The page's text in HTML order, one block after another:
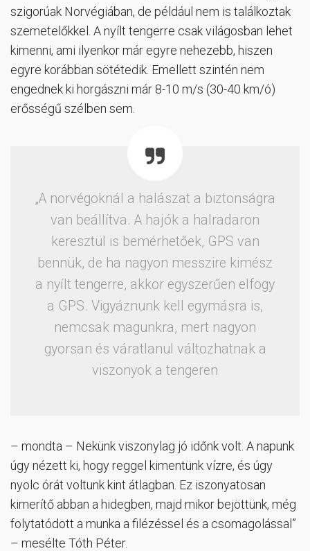
szigorúak Norvégiában, de például nem is találkoztak
szemetelőkkel. A nyílt tengerre csak világosban lehet
kimenni, ami ilyenkor már egyre nehezebb, hiszen
egyre korábban sötétedik. Emellett szintén nem
engednek ki horgászni már 8-10 m/s (30-40 km/ó)
erősségű szélben sem.
„A norvégoknál a halászat a biztonságra
van beállítva. A hajók a halradaron
keresztül is bemérhetőek, GPS van
bennük, de ha nagyon messzire kimész
a nyílt tengerre, akkor egyszerűen elfogy
a GPS. Vigyáznunk kell egymásra is,
nemcsak magunkra, mert nagyon
gyorsan és váratlanul változhatnak a
viszonyok a tengeren
– mondta – Nekünk viszonylag jó időnk volt. A napunk
úgy nézett ki, hogy reggel kimentünk vízre, és úgy
nyolc órát voltunk kint átlagban. Ez iszonyatosan
kimerítő abban a hidegben, majd mikor bejöttünk, még
folytatódott a munka a filézéssel és a csomagolással”
– mesélte Tóth Péter.